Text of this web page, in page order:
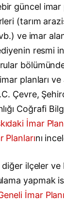
güncel imar
(tarım
ve imar
resmi
planları ve
Çevre,
Coğrafi
İmar
Planlarını
ilçeler ve
yapmak
İmar Planı